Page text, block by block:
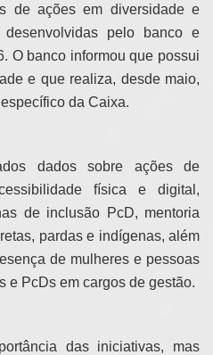
de ações em diversidade e
pelo banco e
O banco informou que possui
e que realiza, desde maio,
da Caixa.
dados sobre ações de
física e digital,
de inclusão PcD, mentoria
pardas e indígenas, além
de mulheres e pessoas
e PcDs em cargos de gestão.
das iniciativas, mas